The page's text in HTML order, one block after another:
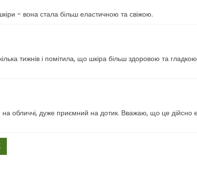
- вона стала більш еластичною та свіжою.
тижнів і помітила, що шкіра більш здоровою та
обличчі, дуже приємний на дотик. Вважаю, що це дійсно